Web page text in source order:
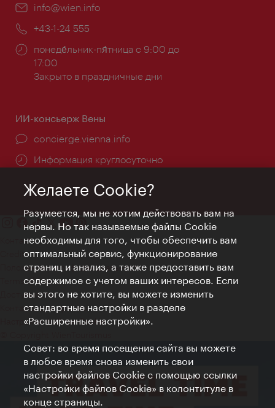
Эл.
info@wien.info
Телефон:
+43-1-24 555
Часы
работы:
понеде́льник-пя́тница с 9:00 до
17:00
Закрыто в праздничные дни
ИИ-консьерж Вены
concierge.vienna.info
Информация круглосуточно
Контакт
Credits
Положение о конфиденциальности
Terms of Use
Доступность
Контакты для прессы
Настройки файлов Cookie
Желаете Cookie?
Разумеется, мы не хотим действовать вам на
нервы. Но так называемые файлы Cookie
необходимы для того, чтобы обеспечить вам
оптимальный сервис, функционирование
страниц и анализ, а также предоставить вам
содержимое с учетом ваших интересов. Если
вы этого не хотите, вы можете изменить
стандартные настройки в разделе
«Расширенные настройки».
Совет: во время посещения сайта вы можете
в любое время снова изменить свои
настройки файлов Cookie с помощью ссылки
«Настройки файлов Cookie» в колонтитуле в
конце страницы.